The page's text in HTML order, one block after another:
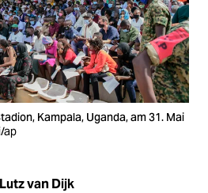
Kampala, Uganda, am 31. Mai
ap
Lutz van Dijk